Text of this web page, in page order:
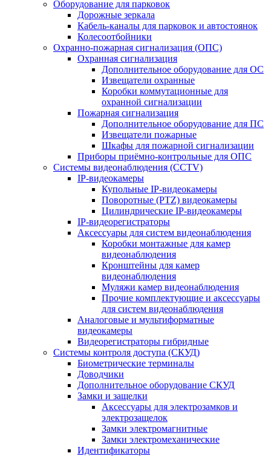
Оборудование для парковок
Дорожные зеркала
Кабель-каналы для парковок и автостоянок
Колесоотбойники
Охранно-пожарная сигнализация (ОПС)
Охранная сигнализация
Дополнительное оборудование для ОС
Извещатели охранные
Коробки коммутационные для
охранной сигнализации
Пожарная сигнализация
Дополнительное оборудование для ПС
Извещатели пожарные
Шкафы для пожарной сигнализации
Приборы приёмно-контрольные для ОПС
Системы видеонаблюдения (CCTV)
IP-видеокамеры
Купольные IP-видеокамеры
Поворотные (PTZ) видеокамеры
Цилиндрические IP-видеокамеры
IP-видеорегистраторы
Аксессуары для систем видеонаблюдения
Коробки монтажные для камер
видеонаблюдения
Кронштейны для камер
видеонаблюдения
Муляжи камер видеонаблюдения
Прочие комплектующие и аксессуары
для систем видеонаблюдения
Аналоговые и мультиформатные
видеокамеры
Видеорегистраторы гибридные
Системы контроля доступа (СКУД)
Биометрические терминалы
Доводчики
Дополнительное оборудование СКУД
Замки и защелки
Аксессуары для электрозамков и
электрозащелок
Замки электромагнитные
Замки электромеханические
Идентификаторы